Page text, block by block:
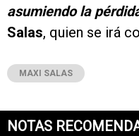
asumiendo la
Salas, quien se irá
MAXI SALAS
NOTAS